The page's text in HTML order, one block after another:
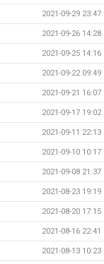
2021-09-29 23:47
2021-09-26 14:28
2021-09-25 14:16
2021-09-22 09:49
2021-09-21 16:07
2021-09-17 19:02
2021-09-11 22:13
2021-09-10 10:17
2021-09-08 21:37
2021-08-23 19:19
2021-08-20 17:15
2021-08-16 22:41
2021-08-13 10:23